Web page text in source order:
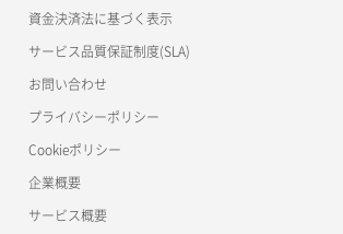
資金決済法に基づく表示
サービス品質保証制度(SLA)
お問い合わせ
プライバシーポリシー
Cookieポリシー
企業概要
サービス概要